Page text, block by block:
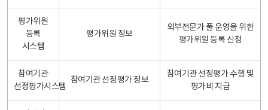
평가위원
등록
시스템
평가위원 정보
외부전문가 풀 운영을 위한
평가위원 등록 신청
참여기관
선정평가시스템
참여기관 선정평가 정보
참여기관 선정평가 수행 및
평가비 지급